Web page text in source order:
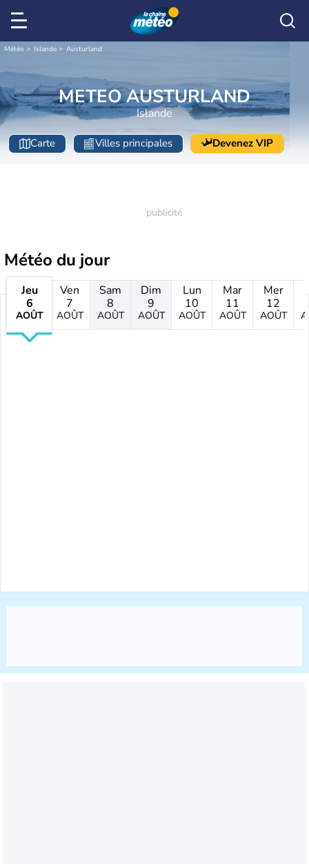
Météo Islande Austurland
METEO AUSTURLAND
Islande
Carte Villes principales Devenez VIP
Météo du jour
Jeu
6
AOÛT
Ven
7
AOÛT
Sam
8
AOÛT
Dim
9
AOÛT
Lun
10
AOÛT
Mar
11
AOÛT
Mer
12
AOÛT